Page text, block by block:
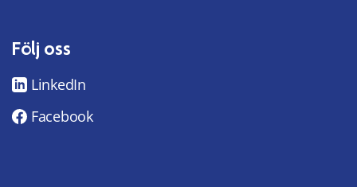
Följ oss
LinkedIn
Facebook